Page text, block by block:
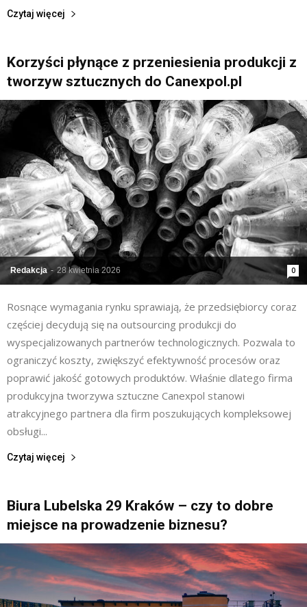
Czytaj więcej
Korzyści płynące z przeniesienia produkcji z
tworzyw sztucznych do Canexpol.pl
Redakcja - 28 kwietnia 2026 0
Rosnące wymagania rynku sprawiają, że przedsiębiorcy coraz
częściej decydują się na outsourcing produkcji do
wyspecjalizowanych partnerów technologicznych. Pozwala to
ograniczyć koszty, zwiększyć efektywność procesów oraz
poprawić jakość gotowych produktów. Właśnie dlatego firma
produkcyjna tworzywa sztuczne Canexpol stanowi
atrakcyjnego partnera dla firm poszukujących kompleksowej
obsługi...
Czytaj więcej
Biura Lubelska 29 Kraków – czy to dobre
miejsce na prowadzenie biznesu?